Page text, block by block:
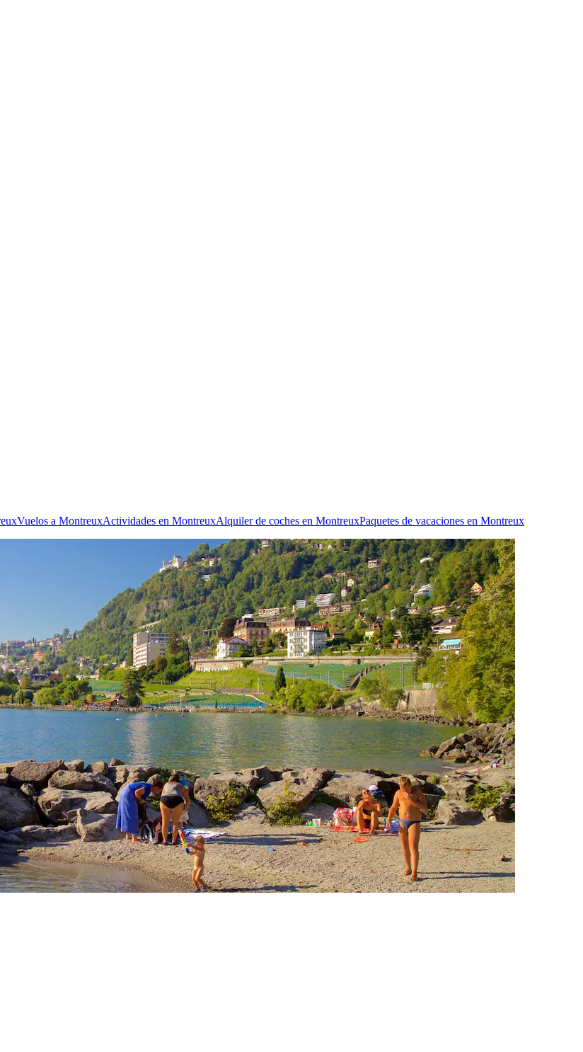
Vuelos a MontreuxActividades en MontreuxAlquiler de coches en MontreuxPaquetes de vacaciones en Montreux